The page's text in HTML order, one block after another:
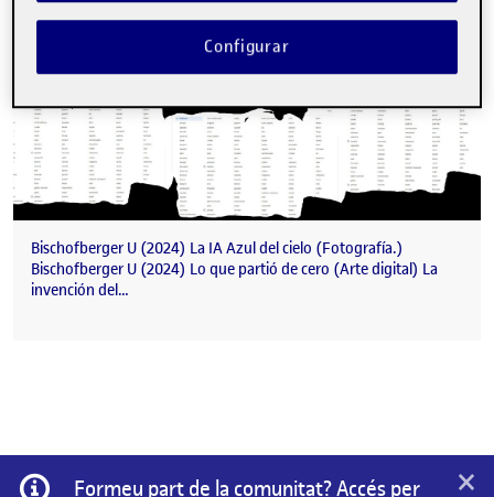
Bischofberger U (2024) La IA Azul del cielo (Fotografía.)
Bischofberger U (2024) Lo que partió de cero (Arte digital) La
invención del…
Informació
Formeu part de la comunitat? Accés per ×
Configurar